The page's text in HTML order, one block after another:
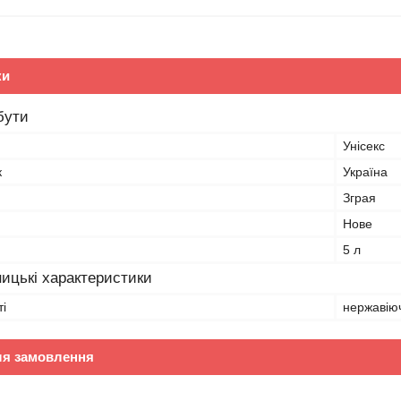
Унісекс
Україна
Зграя
Нове
5 л
характеристики
замовлення